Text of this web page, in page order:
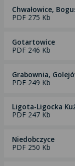
Chwałowice,
PDF 275 Kb
Gotartowice
PDF 246 Kb
Grabownia,
PDF 249 Kb
Ligota-Ligocka
PDF 247 Kb
Niedobczyce
PDF 250 Kb